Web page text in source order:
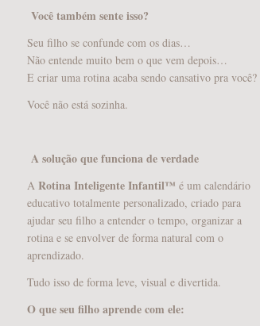
QUEBRA CABEÇA PERSONALIZADO
R$180,00
Você também sente isso?
Seu filho se confunde com os dias…
Não entende muito bem o que vem depois…
E criar uma rotina acaba sendo cansativo pra você?
Você não está sozinha.
A solução que funciona de verdade
A Rotina Inteligente Infantil™ é um calendário
educativo totalmente personalizado, criado para
ajudar seu filho a entender o tempo, organizar a
rotina e se envolver de forma natural com o
aprendizado.
Tudo isso de forma leve, visual e divertida.
O que seu filho aprende com ele: